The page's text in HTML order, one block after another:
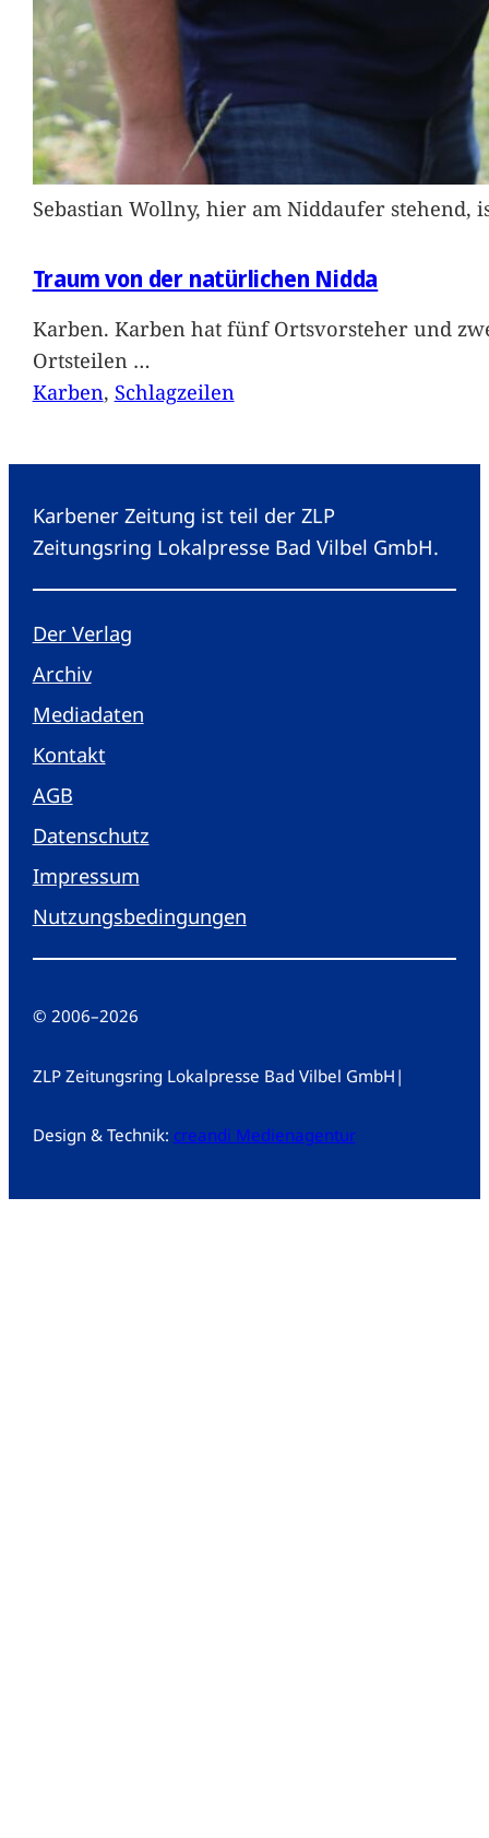
Sebastian Wollny, hier am Niddaufer
Traum von der natürlichen Nidda
Karben. Karben hat fünf Ortsvorsteher und
Ortsteilen …
Karben, Schlagzeilen
Karbener Zeitung ist teil der ZLP
Zeitungsring Lokalpresse Bad Vilbel GmbH.
Der Verlag
Archiv
Mediadaten
Kontakt
AGB
Datenschutz
Impressum
Nutzungsbedingungen
© 2006–2026
ZLP Zeitungsring Lokalpresse Bad Vilbel GmbH |
Design & Technik: creandi Medienagentur